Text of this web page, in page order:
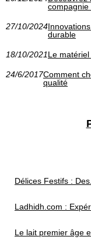
compagnie
27/10/2024
durable
18/10/2021Le
24/6/2017Comment
qualité
Délices Festifs :
Ladhidh.com :
Le lait premier âge